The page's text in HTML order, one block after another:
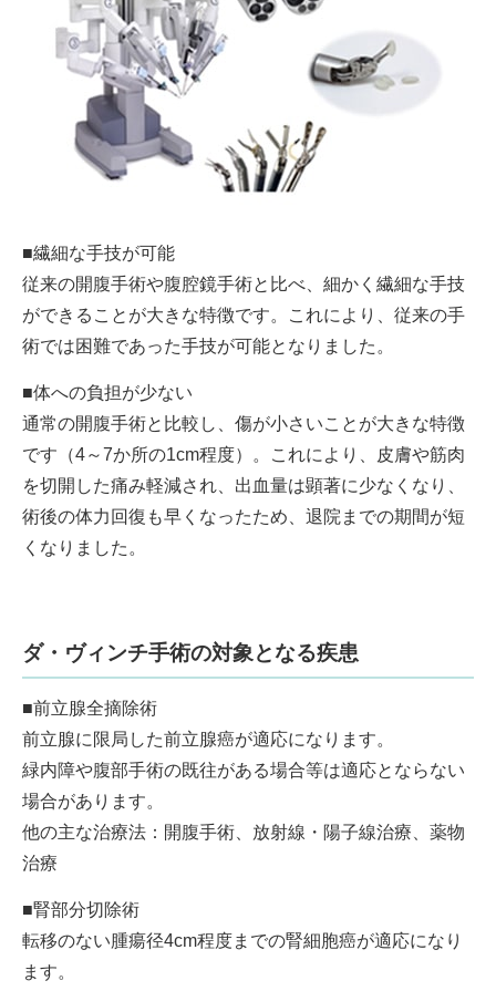
■繊細な手技が可能
従来の開腹手術や腹腔鏡手術と比べ、細かく繊細な手技
ができることが大きな特徴です。これにより、従来の手
術では困難であった手技が可能となりました。
■体への負担が少ない
通常の開腹手術と比較し、傷が小さいことが大きな特徴
です（4～7か所の1cm程度）。これにより、皮膚や筋肉
を切開した痛み軽減され、出血量は顕著に少なくなり、
術後の体力回復も早くなったため、退院までの期間が短
くなりました。
ダ・ヴィンチ手術の対象となる疾患
■前立腺全摘除術
前立腺に限局した前立腺癌が適応になります。
緑内障や腹部手術の既往がある場合等は適応とならない
場合があります。
他の主な治療法：開腹手術、放射線・陽子線治療、薬物
治療
■腎部分切除術
転移のない腫瘍径4cm程度までの腎細胞癌が適応になり
ます。